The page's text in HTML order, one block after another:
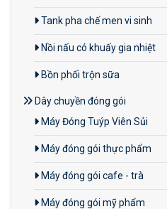
Tank pha chế men vi sinh
Nồi nấu có khuấy gia nhiệt
Bồn phối trộn sữa
Dây chuyền đóng gói
Máy Đóng Tuýp Viên Sủi
Máy đóng gói thực phẩm
Máy đóng gói cafe - trà
Máy đóng gói mỹ phẩm